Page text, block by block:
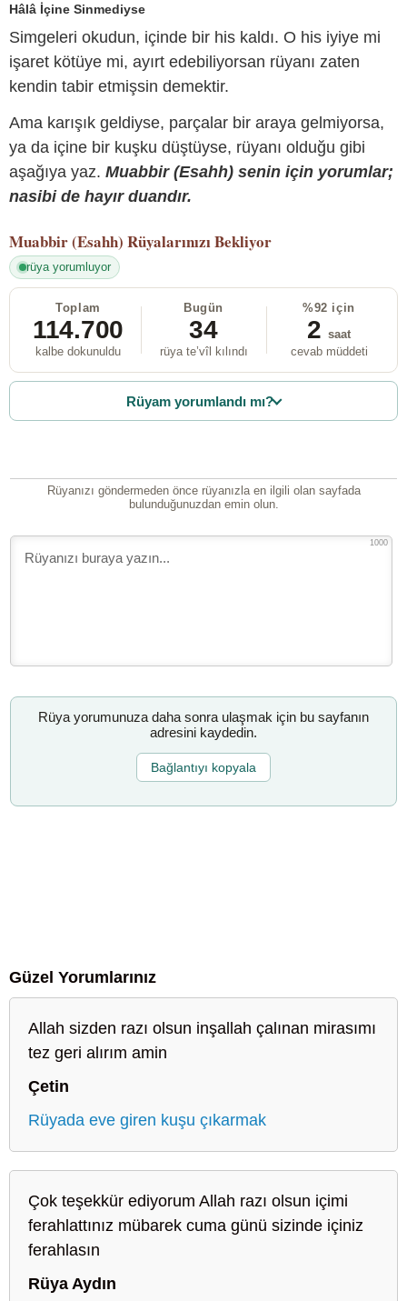
Hâlâ İçine Sinmediyse
Simgeleri okudun, içinde bir his kaldı. O his iyiye mi
işaret kötüye mi, ayırt edebiliyorsan rüyanı zaten
kendin tabir etmişsin demektir.
Ama karışık geldiyse, parçalar bir araya gelmiyorsa,
ya da içine bir kuşku düştüyse, rüyanı olduğu gibi
aşağıya yaz. Muabbir (Esahh) senin için yorumlar;
nasibi de hayır duandır.
Muabbir (Esahh) Rüyalarınızı Bekliyor
rüya yorumluyor
Toplam
114.700
kalbe dokunuldu
Bugün
34
rüya te’vîl kılındı
%92 için
2 saat
cevab müddeti
Rüyam yorumlandı mı?
Rüyanızı göndermeden önce rüyanızla en ilgili olan sayfada
bulunduğunuzdan emin olun.
1000
Rüya yorumunuza daha sonra ulaşmak için bu sayfanın
adresini kaydedin.
Bağlantıyı kopyala
Güzel Yorumlarınız
Allah sizden razı olsun inşallah çalınan mirasımı
tez geri alırım amin
Çetin
Rüyada eve giren kuşu çıkarmak
Çok teşekkür ediyorum Allah razı olsun içimi
ferahlattınız mübarek cuma günü sizinde içiniz
ferahlasın
Rüya Aydın